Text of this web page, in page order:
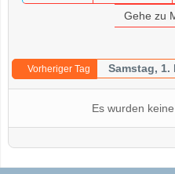
Gehe zu
Vorheriger Tag Samstag, 1.
Es wurden